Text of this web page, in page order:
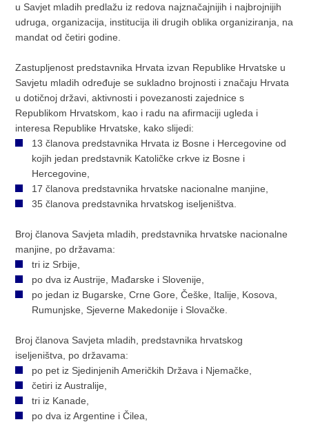
u Savjet mladih predlažu iz redova najznačajnijih i najbrojnijih
udruga, organizacija, institucija ili drugih oblika organiziranja, na
mandat od četiri godine.
Zastupljenost predstavnika Hrvata izvan Republike Hrvatske u
Savjetu mladih određuje se sukladno brojnosti i značaju Hrvata
u dotičnoj državi, aktivnosti i povezanosti zajednice s
Republikom Hrvatskom, kao i radu na afirmaciji ugleda i
interesa Republike Hrvatske, kako slijedi:
13 članova predstavnika Hrvata iz Bosne i Hercegovine od
kojih jedan predstavnik Katoličke crkve iz Bosne i
Hercegovine,
17 članova predstavnika hrvatske nacionalne manjine,
35 članova predstavnika hrvatskog iseljeništva.
Broj članova Savjeta mladih, predstavnika hrvatske nacionalne
manjine, po državama:
tri iz Srbije,
po dva iz Austrije, Mađarske i Slovenije,
po jedan iz Bugarske, Crne Gore, Češke, Italije, Kosova,
Rumunjske, Sjeverne Makedonije i Slovačke.
Broj članova Savjeta mladih, predstavnika hrvatskog
iseljeništva, po državama:
po pet iz Sjedinjenih Američkih Država i Njemačke,
četiri iz Australije,
tri iz Kanade,
po dva iz Argentine i Čilea,